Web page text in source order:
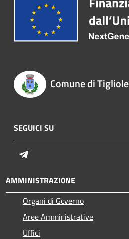
Comune di Tigliole
SEGUICI SU
AMMINISTRAZIONE
Organi di Governo
Aree Amministrative
Uffici